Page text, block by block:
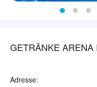
GETRÄNKE
Adresse: